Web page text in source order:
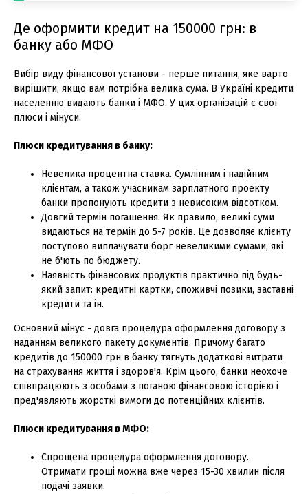
Де оформити кредит на 150000 грн: в
банку або МФО
Вибір виду фінансової установи - перше питання, яке варто
вирішити, якщо вам потрібна велика сума. В Україні кредити
населенню видають банки і МФО. У цих організацій є свої
плюси і мінуси.
Плюси кредитування в банку:
Невелика процентна ставка. Сумлінним і надійним
клієнтам, а також учасникам зарплатного проекту
банки пропонують кредити з невисоким відсотком.
Довгий термін погашення. Як правило, великі суми
видаються на термін до 5-7 років. Це дозволяє клієнту
поступово виплачувати борг невеликими сумами, які
не б'ють по бюджету.
Наявність фінансових продуктів практично під будь-
який запит: кредитні картки, споживчі позики, заставні
кредити та ін.
Основний мінус - довга процедура оформлення договору з
наданням великого пакету документів. Причому багато
кредитів до 150000 грн в банку тягнуть додаткові витрати
на страхування життя і здоров'я. Крім цього, банки неохоче
співпрацюють з особами з поганою фінансовою історією і
пред'являють жорсткі вимоги до потенційних клієнтів.
Плюси кредитування в МФО:
Спрощена процедура оформлення договору.
Отримати гроші можна вже через 15-30 хвилин після
подачі заявки.